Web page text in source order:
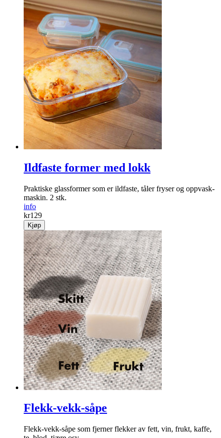
Ildfaste former med lokk
Praktiske glass­former som er ildfaste, tåler fryser og oppvask­
maskin. 2 stk.
info
kr129
Kjøp
Flekk-vekk-såpe
Flekk-vekk-såpe som fjerner flekker av fett, vin, frukt, kaffe,